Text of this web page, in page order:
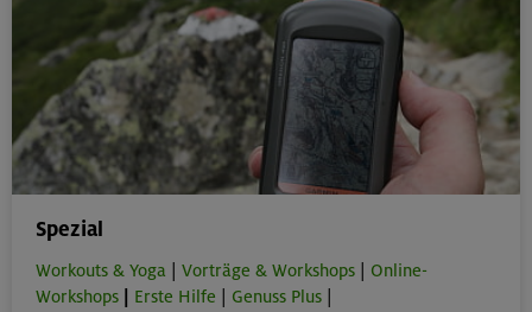
Spezial
Workouts & Yoga Vorträge & Workshops
Online-
Workshops
Erste Hilfe Genuss Plus